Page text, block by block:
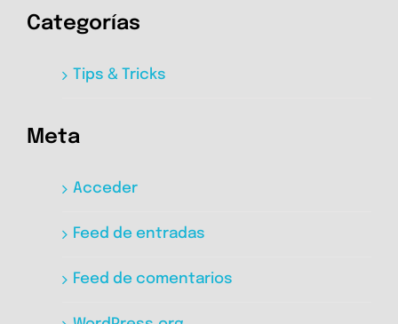
Categorías
Tips & Tricks
Meta
Acceder
Feed de entradas
Feed de comentarios